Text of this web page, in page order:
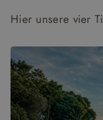
Hier unsere vier